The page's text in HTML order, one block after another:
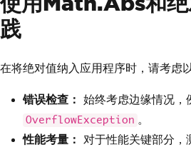
践
在将绝对值纳入应用程序时，请考虑
错误检查： 始终考虑边缘情况，
OverflowException 。
性能考量：
对于性能关键部分，